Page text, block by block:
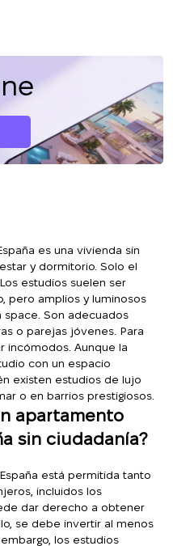
es una vivienda sin
y dormitorio. Solo el
estudios suelen ser
pero amplios y luminosos
space. Son adecuados
o parejas jóvenes. Para
incómodos. Aunque la
con un espacio
existen estudios de lujo
o en barrios prestigiosos.
apartamento
sin ciudadanía?
está permitida tanto
incluidos los
dar derecho a obtener
se debe invertir al menos
los estudios